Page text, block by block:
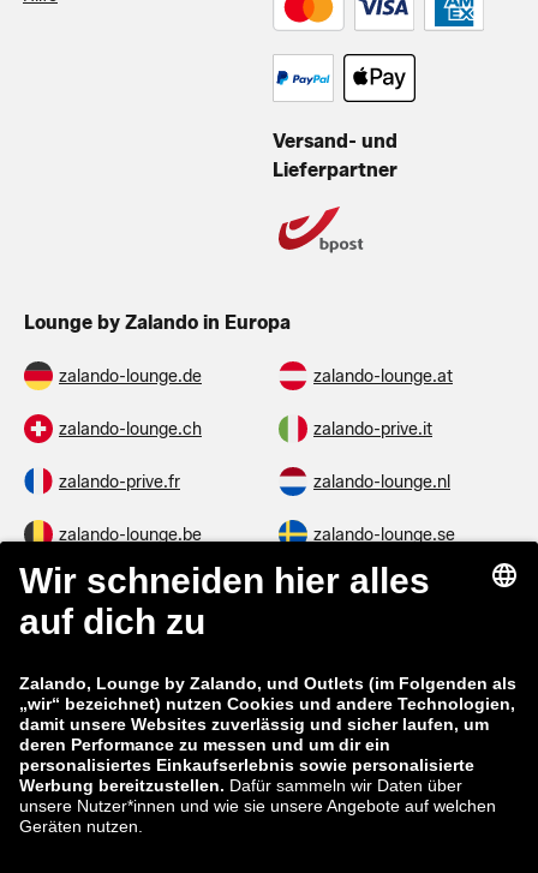
Versand- und
Lieferpartner
Lounge by Zalando in Europa
zalando-lounge.de zalando-lounge.at
zalando-lounge.ch zalando-prive.it
zalando-prive.fr zalando-lounge.nl
zalando-lounge.be zalando-lounge.se
zalando-lounge.fi zalando-lounge.dk
zalando-lounge.co.uk
zalando-prive.es zalando-lounge.cz
zalando-lounge.lt zalando-lounge.sk
zalando-lounge.ro zalando-lounge.hr